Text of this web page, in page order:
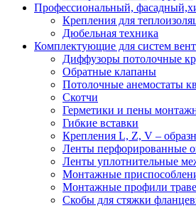
Профессиональный,
Крепления для
Дюбельная техника
Комплектующие для систем
Диффузоры потолочные
Обратные клапаны
Потолочные анемостаты
Скотчи
Герметики и пены
Гибкие вставки
Крепления L, Z, V –
Ленты перфорированные
Ленты уплотнительные
Монтажные
Монтажные профили
Скобы для стяжки